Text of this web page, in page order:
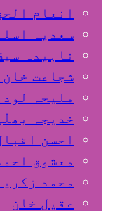
انعام
سعدیہ
ناہیدہ
شجاعت
ملیحہ
خدیجہ
احسن
معشوق
محمد
عقیل خان